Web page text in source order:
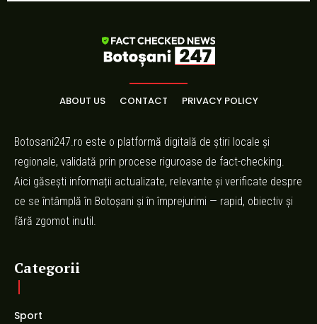
ABOUT US CONTACT PRIVACY POLICY
Botosani247.ro este o platformă digitală de știri locale și
regionale, validată prin procese riguroase de fact-checking.
Aici găsești informații actualizate, relevante și verificate despre
ce se întâmplă în Botoșani și în împrejurimi — rapid, obiectiv și
fără zgomot inutil.
Categorii
Sport